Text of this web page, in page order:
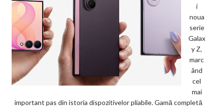
i
noua
serie
Galax
y Z,
marc
ând
cel
mai
important pas din istoria dispozitivelor pliabile. Gamă completă